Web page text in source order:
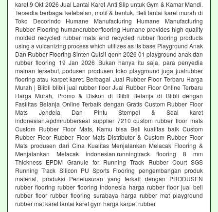
karet 9 Okt 2026 Jual Lantai Karet Anti Slip untuk Gym & Kamar Mandi.
Tersedia berbagai ketebalan, motif & bentuk. Beli lantai karet murah di
Toko Decorindo Humane Manufacturing Humane Manufacturing
Rubber Flooring humanerubberflooring Humane provides high quality
molded recycled rubber mats and recycled rubber flooring products
using a vulcanizing process which utilizes as its base Playground Anak
Dan Rubber Flooring Sinten Quisii qenn 2026 01 playground anak dan
rubber flooring 19 Jan 2026 Bukan hanya itu saja, para penyedia
mainan tersebut, podusen produsen toko playground juga jualrubber
flooring atau karpet karet. Berbagai Jual Rubber Floor Terbaru Harga
Murah | Blibli blibli jual rubber floor Jual Rubber Floor Online Terbaru
Harga Murah, Promo & Diskon di Blibli Belanja di Blibli dengan
Fasilitas Belanja Online Terbaik dengan Gratis Custom Rubber Floor
Mats Jendela Dan Pintu Stempel & Seal karet
indonesian.epdmrubberseal supplier 7210 custom rubber floor mats
Custom Rubber Floor Mats, Kamu bisa Beli kualitas baik Custom
Rubber Floor Rubber Floor Mats Distributor & Custom Rubber Floor
Mats produsen dari Cina Kualitas Menjalankan Melacak Flooring &
Menjalankan Melacak indonesian.runningtrack flooring 8 mm
Thickness EPDM Granule for Running Track Rubber Court SGS
Running Track Silicon PU Sports Flooring pengembangan produk
material, produksi Penelusuran yang terkait dengan PRODUSEN
rubber flooring rubber flooring indonesia harga rubber floor jual beli
rubber floor rubber flooring surabaya harga rubber mat playground
rubber mat karet lantai karet gym harga karpet rubber